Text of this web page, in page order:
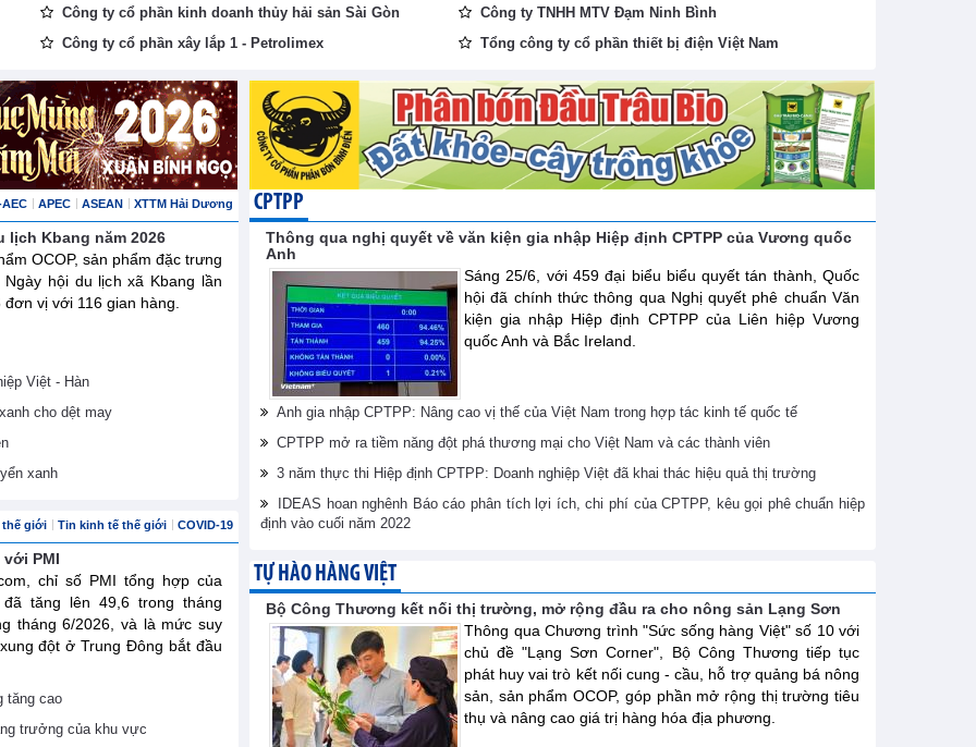
Công ty cổ phần kinh doanh thủy hải sản Sài Gòn
Công ty cổ phần xây lắp 1 - Petrolimex
Công ty TNHH MTV Đạm Ninh Bình
Tổng công ty cổ phần thiết bị điện Việt Nam
APEC ASEAN XTTM Hải Dương
lịch Kbang năm 2026
OCOP, sản phẩm đặc trưng
hội du lịch xã Kbang lần
vị với 116 gian hàng.
Việt - Hàn
cho dệt may
xanh
thế giới Tin kinh tế thế giới COVID-19
PMI
chỉ số PMI tổng hợp của
tăng lên 49,6 trong tháng
tháng 6/2026, và là mức suy
đột ở Trung Đông bắt đầu
tăng cao
trưởng của khu vực
CPTPP
Thông qua nghị quyết về văn kiện gia nhập Hiệp định CPTPP của Vương quốc
Anh
Sáng 25/6, với 459 đại biểu biểu quyết tán thành, Quốc
hội đã chính thức thông qua Nghị quyết phê chuẩn Văn
kiện gia nhập Hiệp định CPTPP của Liên hiệp Vương
quốc Anh và Bắc Ireland.
Anh gia nhập CPTPP: Nâng cao vị thế của Việt Nam trong hợp tác kinh tế quốc tế
CPTPP mở ra tiềm năng đột phá thương mại cho Việt Nam và các thành viên
3 năm thực thi Hiệp định CPTPP: Doanh nghiệp Việt đã khai thác hiệu quả thị trường
IDEAS hoan nghênh Báo cáo phân tích lợi ích, chi phí của CPTPP, kêu gọi phê chuẩn hiệp
định vào cuối năm 2022
TỰ HÀO HÀNG VIỆT
Bộ Công Thương kết nối thị trường, mở rộng đầu ra cho nông sản Lạng Sơn
Thông qua Chương trình "Sức sống hàng Việt" số 10 với
chủ đề "Lạng Sơn Corner", Bộ Công Thương tiếp tục
phát huy vai trò kết nối cung - cầu, hỗ trợ quảng bá nông
sản, sản phẩm OCOP, góp phần mở rộng thị trường tiêu
thụ và nâng cao giá trị hàng hóa địa phương.